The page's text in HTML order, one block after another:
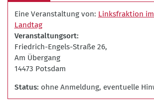
Eine Veranstaltung von: Linksfraktion
Landtag
Veranstaltungsort
Friedrich-Engels-Straße 26,
Am Übergang
14473 Potsdam
Status ohne Anmeldung, eventuelle